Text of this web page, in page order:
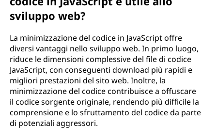
sviluppo web?
La minimizzazione del codice in JavaScript offre
diversi vantaggi nello sviluppo web. In primo luogo,
riduce le dimensioni complessive del file di codice
JavaScript, con conseguenti download più rapidi e
migliori prestazioni del sito web. Inoltre, la
minimizzazione del codice contribuisce a offuscare
il codice sorgente originale, rendendo più difficile la
comprensione e lo sfruttamento del codice da parte
di potenziali aggressori.